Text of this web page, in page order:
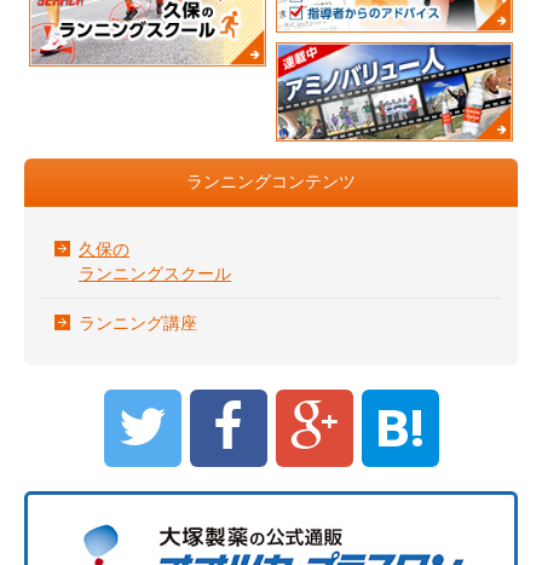
ランニングコンテンツ
久保の
ランニングスクール
ランニング講座
B!